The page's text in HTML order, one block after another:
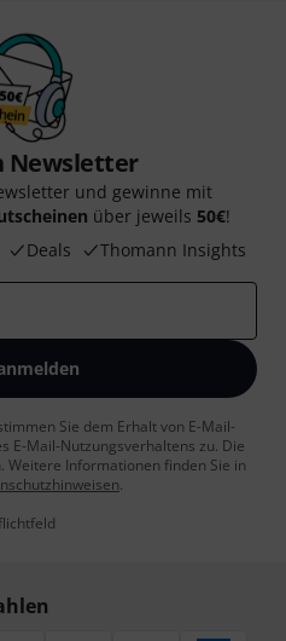
Newsletter
und gewinne mit
über jeweils 50€!
Deals Thomann Insights
Sie dem Erhalt von E-Mail-
E-Mail-Nutzungsverhaltens zu. Die
Informationen finden Sie in
.